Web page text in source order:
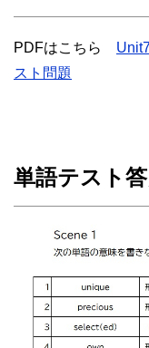
PDFはこちら
スト問題
単語テスト